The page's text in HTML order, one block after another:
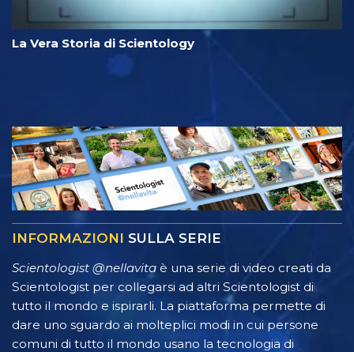
La Vera Storia di Scientology
INFORMAZIONI SULLA SERIE
Scientologist @nellavita è una serie di video creati da
Scientologist per collegarsi ad altri Scientologist di
tutto il mondo e ispirarli. La piattaforma permette di
dare uno sguardo ai molteplici modi in cui persone
comuni di tutto il mondo usano la tecnologia di